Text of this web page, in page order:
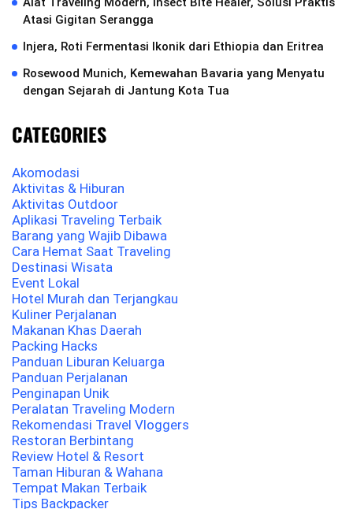
Atasi Gigitan Serangga
Injera, Roti Fermentasi Ikonik dari Ethiopia dan Eritrea
Rosewood Munich, Kemewahan Bavaria yang Menyatu
dengan Sejarah di Jantung Kota Tua
CATEGORIES
Akomodasi
Aktivitas & Hiburan
Aktivitas Outdoor
Aplikasi Traveling Terbaik
Barang yang Wajib Dibawa
Cara Hemat Saat Traveling
Destinasi Wisata
Event Lokal
Hotel Murah dan Terjangkau
Kuliner Perjalanan
Makanan Khas Daerah
Packing Hacks
Panduan Liburan Keluarga
Panduan Perjalanan
Penginapan Unik
Peralatan Traveling Modern
Rekomendasi Travel Vloggers
Restoran Berbintang
Review Hotel & Resort
Taman Hiburan & Wahana
Tempat Makan Terbaik
Tips Backpacker